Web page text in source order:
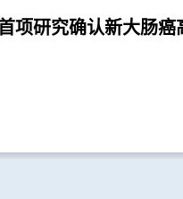
项研究确认新大肠癌
顶尖学府加强跨学科
作 重塑医学诊断和治
球首个多专科单孔微
研究 证新技术有效深
进行精准治疗
学者联手研顶尖医学
术治疗消化道及心血
用自家研发的腹腔镜
亚三地20,000公里遥
破地域界限 汇聚国际
教师协会最新调查显
肠易激」情况令人关
升 吁留意肠胃问题或
发可在体内快速传输
微型机械人」 突破现
狭窄腔道治疗消化道
与海外外科专家联合
手术延后七星期以减
成全球首宗利用内镜
镜黏膜下剥离术治大
用混合手术室「经气
创治肺癌成亚太首例
实低剂量三环抗抑郁
胃功能失调
混合手术室」结合「
」技术 实时影像追踪
组织 能诊治少至2毫
学与苏黎世联邦理工
创新医学科技治肠
入「高频信号检测」
术范围 有效提升复杂
效约三成
大率先引入「胃起
恢复消化功能
为香港头号癌症 中
视镜助预防大肠癌
本港利用深脑刺激治
调症
入无创经口内镜贲门
能失调症
联同内地团队创立全
分型系统 开发人工智
」助普及食道癌精
动脉碘栓塞化疗无水
细胞癌 无恶化存活期
沙酮於心脏手术后止
急性疼痛减轻六成
性降低近七成
港引入前列腺癌多模
幅降低手术及住院时
症
27学年推新课程
三层架构课程 装
元能力 迎接医疗新世
与美国国家医学院庆
关系并 举办中大—美
出讲座暨国际衞生政
胎孕妇急性主动脉撕
急 中大威院跨专科团
急修复主动脉保三命
创手术机械人多功能
台 完成活体动物验证
煜明教授与医学院院
为欧洲科学院外籍院士
创建亚洲首个膀胱癌
「先试后治」精准医
慧医疗 -– 手术机器
会暨康诺思腾与香港
署合作备忘录签署仪式
与正大天晴签署合作
及发挥内地与香港医
才培训、转化和产业
道微生物辨别慢性肠
获李嘉诚基金会捐赠
2.0系统 共30名患
织碎化技术治肝癌
成全球首个测试AI辅
统基地 有望提升早期
及协助培训内镜医生
苏黎世联邦理工学院
活体动物成功进行横
磁控内窥镜手术
慈善基金机械人外科
职演讲： 「鼎新革故
学、艺术，到机械、
证实以AI辅助大肠内
率增加四成 并成功训
化道癌症治疗
任赵伟仁教授为医学
证实内窥镜胃肠绕道
阻塞 成效更高、住院
与奥林巴斯签署合作
前及临床研究中心」
镜创新科技
证实新超声波内窥镜
管阻塞 成功率较常规
间亦更短
肠癌在全球及本港发
入地区发病率较高
肠胃科率领全球多国
以「非入侵性生物标
肠癌
搭桥手术后妥善管理
远心脏并发症风险至
球首例机械人辅助支
治疗肺转移
成功利用新混合人造
首个一站式多部位胸
洲多地专家进行研究
助根治性全膀胱切除
术」减出血量及加快
推出「精胺风险评分
预测「前列腺动脉栓
可避免良性前列腺肥
副作用
研究显示吸烟为全球
国专家制订「经尿道
除术」的临床指引
发现胰脏癌有全球上
性上升幅度较高
证新冠患者肠道微生
研发益生菌配方平衡
增强免疫力
成首位华人获颁「美
际领袖大奖」
「文物观赏」融入医
学院模式 提升观察
床诊症
示全球大肠癌发病率
「消融化疗栓塞术」
无恶化存活期两倍
际大型网上课程平台
个英语中医课程 普及
药至全球
界首个全球「炎症性
病率及流行率系统性
发病率於过去30年急
球首个幽门螺旋菌流
全球44亿人感染 亚洲
口为带菌者
专家研究东半球炎症
研究资助金额 势揭肠
球首项「针对亚士匹
的新发现 停服亚士匹
心血管疾病及死亡风
球首项大型青少年流
用冰毒会引致下尿路
首个「多发性硬化症
先导计划 助患者控制
及认知症状
研「前列腺动脉栓塞
9成病人经新法治疗
肠道微生物移植」治
愈率为传统抗生素治
研究发现本港高血压
如理想 仅五成患者
伦敦帝国学院共同推
毓浩创新医学技术中
程跨学科合作 转化尖
用
大肠癌筛检先导计划
61-70岁高危人士
府资助大肠癌筛查
计划结果显示约一成
癌前病变
学成立消化疾病研究
升消化道疾病诊治
康
的炎症性肠病新增个
位 中大成立资料库助
治疗逾300名因吸食
功能障碍青年 最新研
治疗能显著改善病情
学－威尔斯亲王医院
正式开幕 多功能设施
效
创性手术能有效治疗
车使用者佩戴头盔及
轻意外引致的脑创伤
泌尿治疗中心今天开
技术取得重大突破
无创内镜机械人手术
港学童便秘与家庭及
．完美医疗」 中大
分享电脑辅助手术
成果
现吸毒剂量对青少年
响